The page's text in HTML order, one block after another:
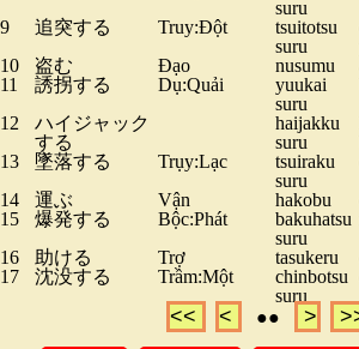
suru
9
追突する Truy:Đột
tsuitotsu
suru
10
盗む Đạo nusumu
11
誘拐する Dụ:Quải
yuukai
suru
12
ハイジャック
する
haijakku
suru
13
墜落する Trụy:Lạc
tsuiraku
suru
14
運ぶ Vận hakobu
15
爆発する Bộc:Phát
bakuhatsu
suru
16
助ける Trợ tasukeru
17
沈没する Trầm:Một
chinbotsu
suru
<< < ●● >